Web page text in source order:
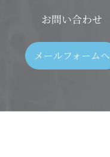
お問い合わせ
メールフォームへ